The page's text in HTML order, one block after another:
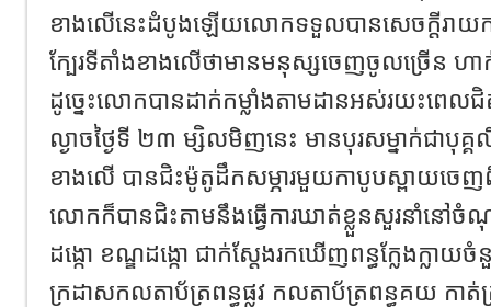
ខាងលើនេះដំបូងឡើយលោកទទួលបានសេចក្តីរាយ
ក្បែរទីតាំងខាងលើថាមានមនុស្សចេញចូលច្រើន ហាក់
ដូច្នេះលោកបានដាក់កម្លាំងតាមដានអស់រយះពេ
ល្ងាចថ្ងៃទី ២៣ ម្សិលមិញនេះ មានបុរសម្នាក់ជាបុគ្គ
ខាងលើ បានជិះម៉ូតូដឹកសម្ភារមួយកាបូបស្ពាយចេញ
លោកក៏បានជិះតាមនឹងធ្វើការឃាត់ខ្លួនសួរនាំនៅចំណុ
ដង្កោ ខណ្ឌដង្កោ ជាក់ស្តែងរកឃើញពន្ធក្លែងក្លាយ
ក្រដាសកលតាប័ត្រពន្ធផ្លូវ កលតាប័ត្រពន្ធគយ កា